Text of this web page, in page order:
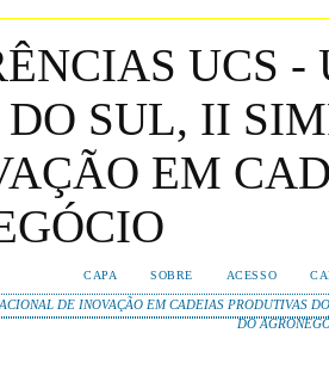
UCS
SUL, II
EM
CAPA SOBRE ACESSO
DE INOVAÇÃO EM CADEIAS PRODUTIVAS
DO